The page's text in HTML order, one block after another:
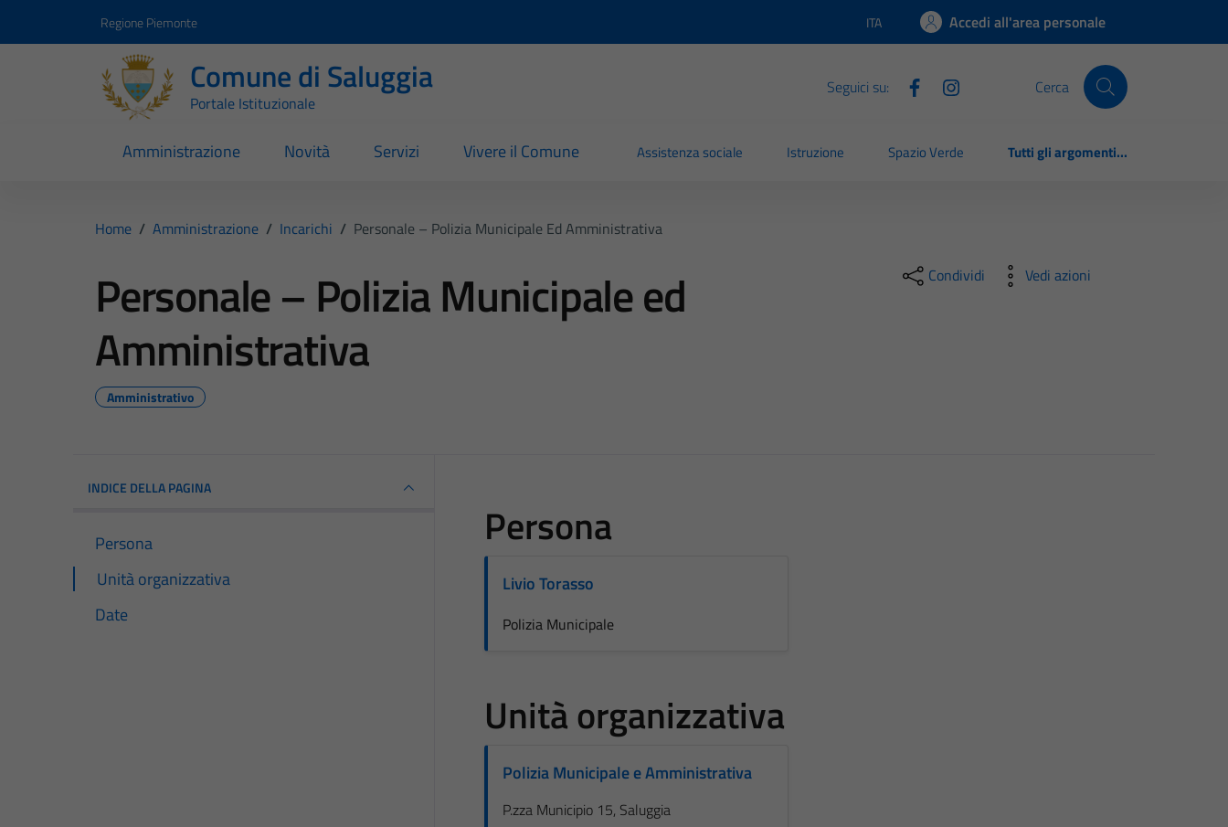
Regione Piemonte Lingua attiva:
ITA Accedi all'area personale
Comune di Saluggia
Portale Istituzionale
Seguici su: Cerca
Amministrazione Novità Servizi Vivere il Comune Assistenza sociale Istruzione Spazio Verde Tutti gli argomenti...
Home / Amministrazione / Incarichi / Personale – Polizia Municipale Ed Amministrativa
Personale – Polizia Municipale ed
Amministrativa
Amministrativo
Condividi Vedi azioni
INDICE DELLA PAGINA
Persona
Unità organizzativa
Date
Persona
Livio Torasso
Polizia Municipale
Unità organizzativa
Polizia Municipale e Amministrativa
P.zza Municipio 15, Saluggia